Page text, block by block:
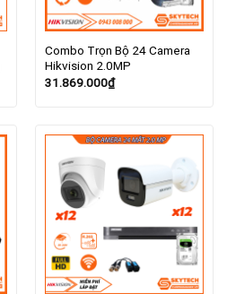
Combo Trọn Bộ 24 Camera
Hikvision 2.0MP
31.869.000₫